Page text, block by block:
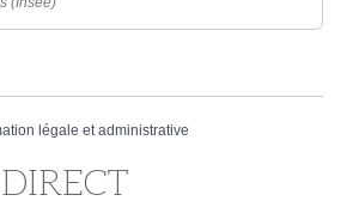
légale et administrative